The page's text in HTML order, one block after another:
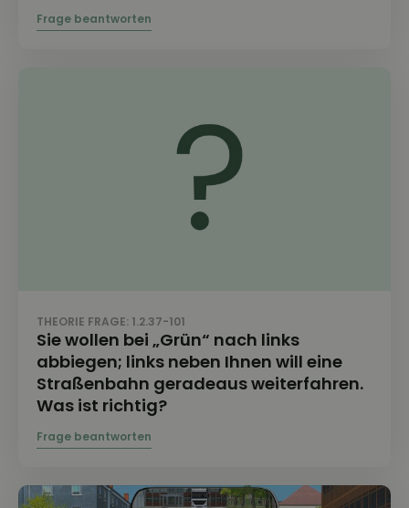
THEORIE FRAGE: 1.2.37-101
Sie wollen bei „Grün“ nach links
abbiegen; links neben Ihnen will eine
Straßenbahn geradeaus weiterfahren.
Was ist richtig?